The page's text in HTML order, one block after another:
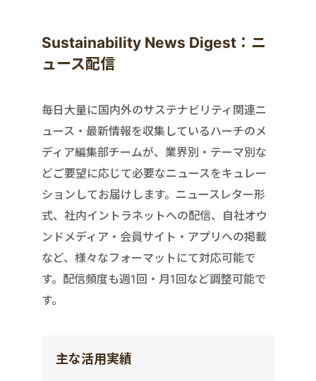
Sustainability News Digest：ニ
ュース配信
毎日大量に国内外のサステナビリティ関連ニ
ュース・最新情報を収集しているハーチのメ
ディア編集部チームが、業界別・テーマ別な
どご要望に応じて必要なニュースをキュレー
ションしてお届けします。ニュースレター形
式、社内イントラネットへの配信、自社オウ
ンドメディア・会員サイト・アプリへの掲載
など、様々なフォーマットにて対応可能で
す。配信頻度も週1回・月1回など調整可能で
す。
主な活用実績